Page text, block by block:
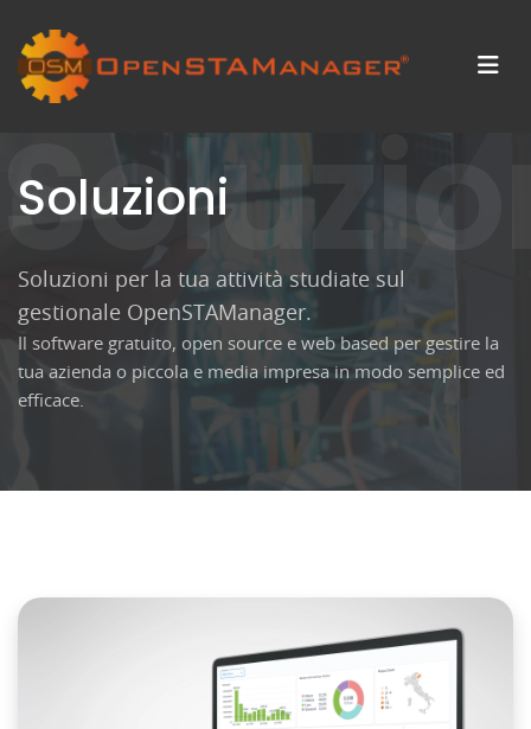
Soluzioni
Soluzioni per la tua attività studiate sul
gestionale OpenSTAManager.
Il software gratuito, open source e web based per gestire la
tua azienda o piccola e media impresa in modo semplice ed
efficace.